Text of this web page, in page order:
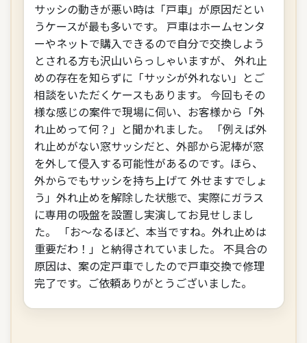
サッシの動きが悪い時は「戸車」が原因だとい
うケースが最も多いです。 戸車はホームセンタ
ーやネットで購入できるので自分で交換しよう
とされる方も沢山いらっしゃいますが、 外れ止
めの存在を知らずに「サッシが外れない」とご
相談をいただくケースもあります。 今回もその
様な感じの案件で現場に伺い、お客様から「外
れ止めって何？」と聞かれました。 「例えば外
れ止めがない窓サッシだと、外部から泥棒が窓
を外して侵入する可能性があるのです。ほら、
外からでもサッシを持ち上げて 外せますでしょ
う」外れ止めを解除した状態で、実際にガラス
に専用の吸盤を設置し実演してお見せしまし
た。 「お～なるほど、本当ですね。外れ止めは
重要だわ！」と納得されていました。 不具合の
原因は、案の定戸車でしたので戸車交換で修理
完了です。ご依頼ありがとうございました。